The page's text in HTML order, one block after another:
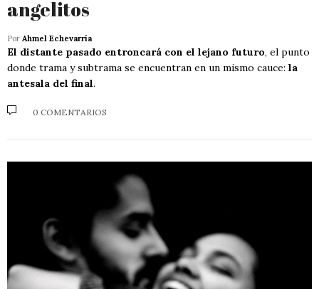
angelitos
Por Ahmel Echevarría
El distante pasado entroncará con el lejano futuro, el punto
donde trama y subtrama se encuentran en un mismo cauce: la
antesala del final.
0 COMENTARIOS